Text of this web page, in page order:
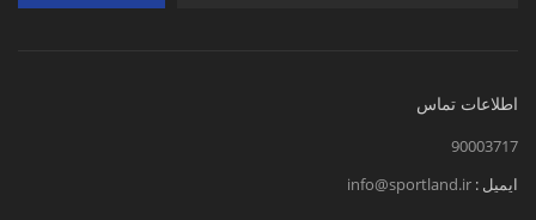
اطلاعات تماس
90003717
ایمیل : info@sportland.ir